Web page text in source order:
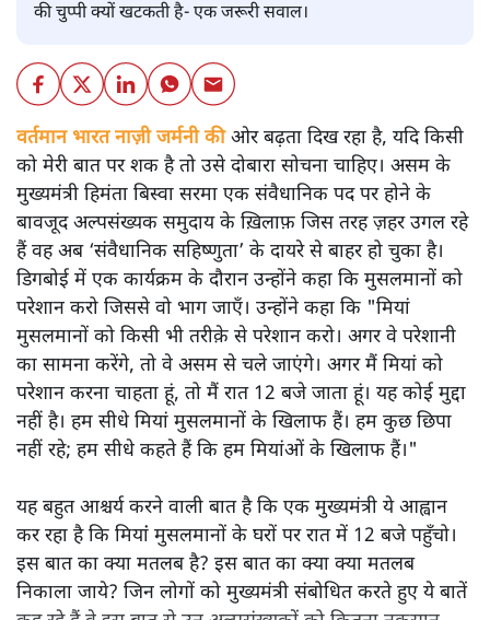
की चुप्पी क्यों खटकती है- एक जरूरी सवाल।
वर्तमान भारत नाज़ी जर्मनी कीओर बढ़ता दिख रहा है, यदि किसी
को मेरी बात पर शक है तो उसे दोबारा सोचना चाहिए। असम के
मुख्यमंत्री हिमंता बिस्वा सरमा एक संवैधानिक पद पर होने के
बावजूद अल्पसंख्यक समुदाय के ख़िलाफ़ जिस तरह ज़हर उगल रहे
हैं वह अब ‘संवैधानिक सहिष्णुता’ के दायरे से बाहर हो चुका है।
डिगबोई में एक कार्यक्रम के दौरान उन्होंने कहा कि मुसलमानों को
परेशान करो जिससे वो भाग जाएँ। उन्होंने कहा कि "मियां
मुसलमानों को किसी भी तरीक़े से परेशान करो। अगर वे परेशानी
का सामना करेंगे, तो वे असम से चले जाएंगे। अगर मैं मियां को
परेशान करना चाहता हूं, तो मैं रात 12 बजे जाता हूं। यह कोई मुद्दा
नहीं है। हम सीधे मियां मुसलमानों के खिलाफ हैं। हम कुछ छिपा
नहीं रहे; हम सीधे कहते हैं कि हम मियांओं के खिलाफ हैं।"
यह बहुत आश्चर्य करने वाली बात है कि एक मुख्यमंत्री ये आह्वान
कर रहा है कि मियांं मुसलमानों के घरों पर रात में 12 बजे पहुँचो।
इस बात का क्या मतलब है? इस बात का क्या क्या मतलब
निकाला जाये? जिन लोगों को मुख्यमंत्री संबोधित करते हुए ये बातें